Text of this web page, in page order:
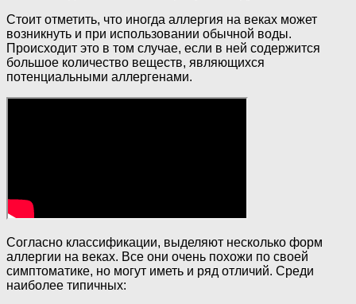
Стоит отметить, что иногда аллергия на веках может
возникнуть и при использовании обычной воды.
Происходит это в том случае, если в ней содержится
большое количество веществ, являющихся
потенциальными аллергенами.
Согласно классификации, выделяют несколько форм
аллергии на веках. Все они очень похожи по своей
симптоматике, но могут иметь и ряд отличий. Среди
наиболее типичных: